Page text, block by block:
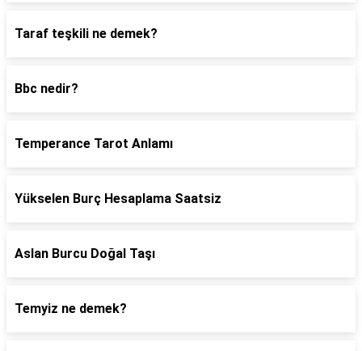
Taraf teşkili ne demek?
Bbc nedir?
Temperance Tarot Anlamı
Yükselen Burç Hesaplama Saatsiz
Aslan Burcu Doğal Taşı
Temyiz ne demek?